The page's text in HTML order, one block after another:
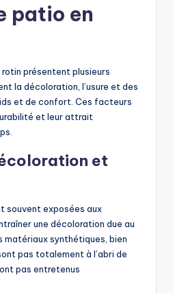
patio en
présentent plusieurs
la décoloration, l’usure et des
et de confort. Ces facteurs
et leur attrait
et
souvent exposées aux
une décoloration due au
matériaux synthétiques, bien
pas totalement à l’abri de
pas entretenus